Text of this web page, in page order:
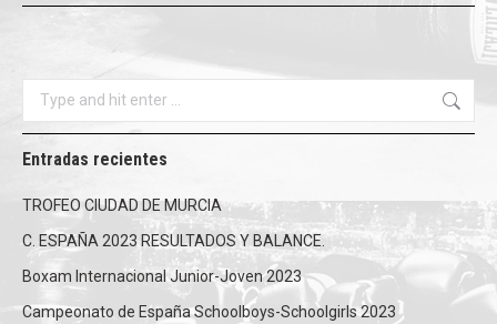
Search:
Entradas recientes
TROFEO CIUDAD DE MURCIA
C. ESPAÑA 2023 RESULTADOS Y BALANCE.
Boxam Internacional Junior-Joven 2023
Campeonato de España Schoolboys-Schoolgirls 2023